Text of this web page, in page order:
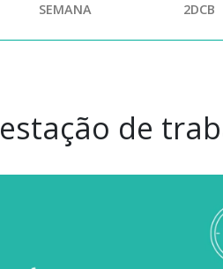
SEMANA
2DCB
estação de